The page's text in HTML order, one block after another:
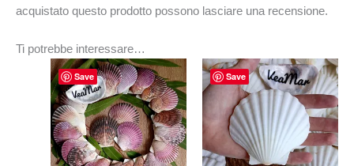
acquistato questo prodotto possono lasciare una recensione.
Ti potrebbe interessare…
Save
Fascia
di
prezzo:
da
€16.23
a
€197.10
Questo
prodotto
ha
più
varianti.
Le
Save
Fascia
di
prezzo:
da
€11.48
a
€140.00
Questo
prodotto
ha
più
varianti.
Le